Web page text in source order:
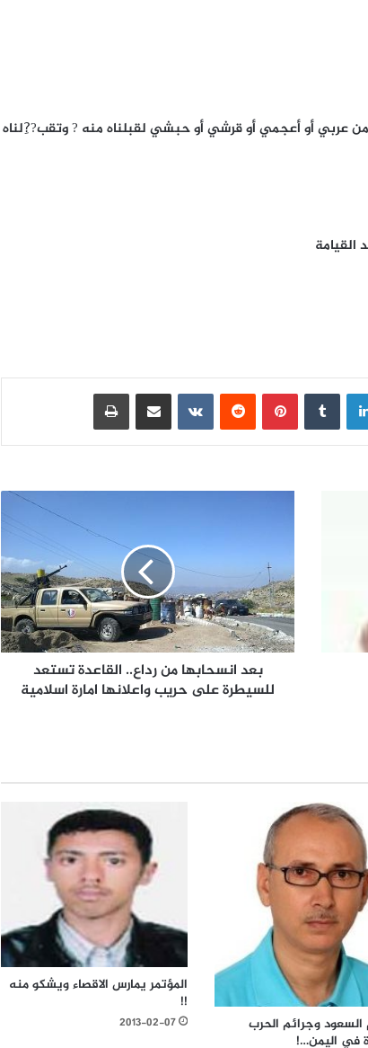
عربي أو أعجمي أو قرشي أو حبشي لقبلناه منه ? وتقب??ِلناه
القيامة
لينكدإن بينتيريست مشاركة عبر البريد طباعة
بعد انسحابها من رداع.. القاعدة تستعد
للسيطرة على حريب واعلانها امارة اسلامية
السعود وجرائم الحرب
في اليمن…!
المؤتمر يمارس الاقصاء ويشكو منه
!!
2013-02-07